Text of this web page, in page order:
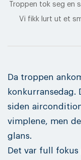
Troppen tok seg en
Vi fikk lurt ut et
Da troppen
konkurransedag.
siden
vimplene, men
glans.
Det var full